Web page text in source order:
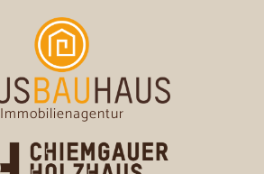
Immobilienagentur